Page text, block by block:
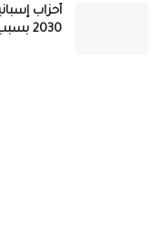
أحزاب
2030 بسبب أحداث سبتة المحتلة